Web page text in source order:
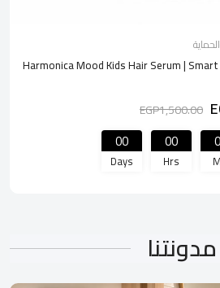
Harmonica Mood Kids Hair Serum |
EGP1,500.00
00
Days
00
Hrs
مدونتنا